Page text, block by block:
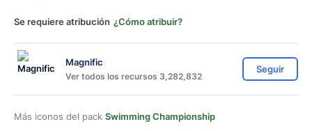
Se requiere atribución ¿Cómo atribuir?
Magnific
Ver todos los recursos 3,282,832
Seguir
Más iconos del pack Swimming Championship